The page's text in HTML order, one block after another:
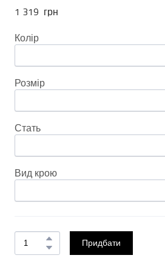
1 319  грн
Колір
Розмір
Стать
Вид крою
Придбати